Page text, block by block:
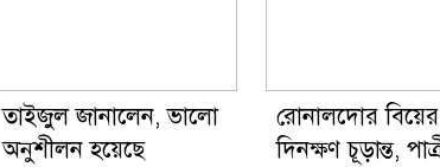
তাইজুল জানালেন, ভালো
অনুশীলন হয়েছে
রোনালদোর বিয়ের
দিনক্ষণ চূড়ান্ত,